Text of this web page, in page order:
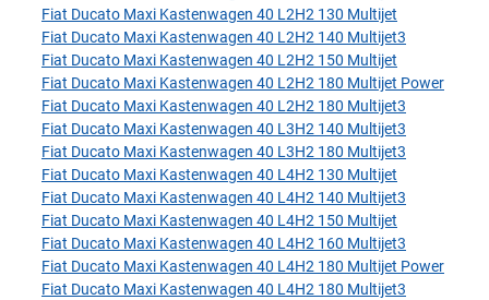
Fiat Ducato Maxi Kastenwagen 40 L2H2 130 Multijet
Fiat Ducato Maxi Kastenwagen 40 L2H2 140 Multijet3
Fiat Ducato Maxi Kastenwagen 40 L2H2 150 Multijet
Fiat Ducato Maxi Kastenwagen 40 L2H2 180 Multijet Power
Fiat Ducato Maxi Kastenwagen 40 L2H2 180 Multijet3
Fiat Ducato Maxi Kastenwagen 40 L3H2 140 Multijet3
Fiat Ducato Maxi Kastenwagen 40 L3H2 180 Multijet3
Fiat Ducato Maxi Kastenwagen 40 L4H2 130 Multijet
Fiat Ducato Maxi Kastenwagen 40 L4H2 140 Multijet3
Fiat Ducato Maxi Kastenwagen 40 L4H2 150 Multijet
Fiat Ducato Maxi Kastenwagen 40 L4H2 160 Multijet3
Fiat Ducato Maxi Kastenwagen 40 L4H2 180 Multijet Power
Fiat Ducato Maxi Kastenwagen 40 L4H2 180 Multijet3